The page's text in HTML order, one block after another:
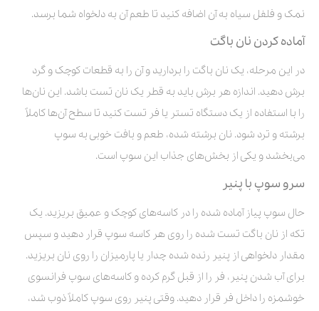
نمک و فلفل سیاه به آن اضافه کنید تا طعم آن به دلخواه شما برسد.
آماده کردن نان باگت
در این مرحله، یک نان باگت را بردارید و آن را به قطعات کوچک و گرد
برش دهید. اندازه هر برش باید به قطر یک نان تست باشد. این نان‌ها
را با استفاده از یک دستگاه تستر یا فر تست کنید تا سطح آن‌ها کاملاً
برشته و ترد شود. نان برشته شده، طعم و بافت خوبی به سوپ
می‌بخشد و یکی از بخش‌های جذاب این سوپ است.
سرو سوپ با پنیر
حال سوپ پیاز آماده شده را در کاسه‌های کوچک و عمیق بریزید. یک
تکه از نان باگت تست شده را روی هر کاسه سوپ قرار دهید و سپس
مقدار دلخواهی از پنیر رنده شده چدار یا پارمیزان را روی نان بریزید.
برای آب شدن پنیر، فر را از قبل گرم کرده و کاسه‌های سوپ فرانسوی
خوشمزه را داخل فر قرار دهید. وقتی پنیر روی سوپ کاملاً ذوب شد،